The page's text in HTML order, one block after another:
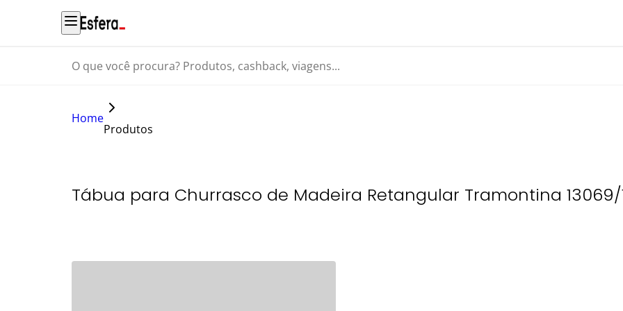
O que você procura? Produtos, cashback, viagens...
Home
Produtos
Tábua para Churrasco de Madeira Retangular Tramontina 13069/